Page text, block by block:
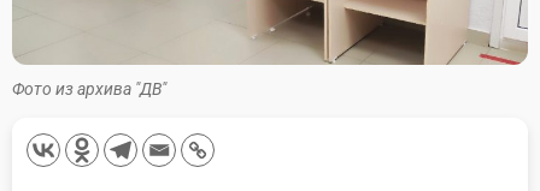
Фото из архива "ДВ"